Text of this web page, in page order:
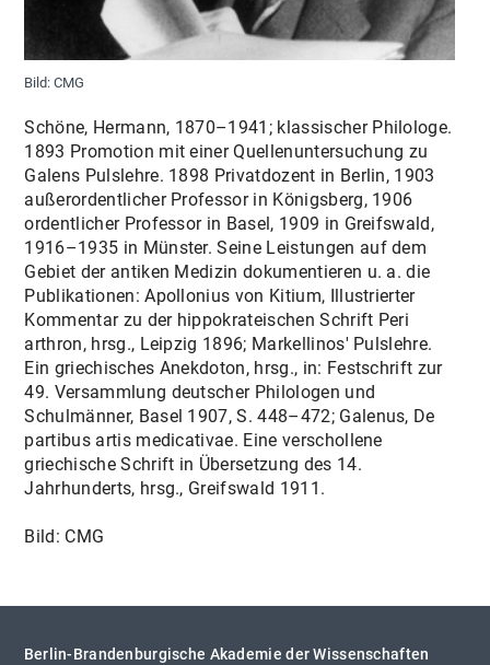
Bild: CMG
Schöne, Hermann, 1870–1941; klassischer Philologe.
1893 Promotion mit einer Quellenuntersuchung zu
Galens Pulslehre. 1898 Privatdozent in Berlin, 1903
außerordentlicher Professor in Königsberg, 1906
ordentlicher Professor in Basel, 1909 in Greifswald,
1916–1935 in Münster. Seine Leistungen auf dem
Gebiet der antiken Medizin dokumentieren u. a. die
Publikationen: Apollonius von Kitium, Illustrierter
Kommentar zu der hippokrateischen Schrift Peri
arthron, hrsg., Leipzig 1896; Markellinos' Pulslehre.
Ein griechisches Anekdoton, hrsg., in: Festschrift zur
49. Versammlung deutscher Philologen und
Schulmänner, Basel 1907, S. 448–472; Galenus, De
partibus artis medicativae. Eine verschollene
griechische Schrift in Übersetzung des 14.
Jahrhunderts, hrsg., Greifswald 1911.
Bild: CMG
Berlin-Brandenburgische Akademie der Wissenschaften